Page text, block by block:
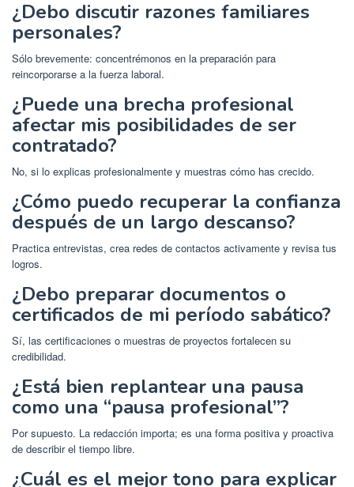
¿Debo discutir razones familiares
personales?
Sólo brevemente: concentrémonos en la preparación para
reincorporarse a la fuerza laboral.
¿Puede una brecha profesional
afectar mis posibilidades de ser
contratado?
No, si lo explicas profesionalmente y muestras cómo has crecido.
¿Cómo puedo recuperar la confianza
después de un largo descanso?
Practica entrevistas, crea redes de contactos activamente y revisa tus
logros.
¿Debo preparar documentos o
certificados de mi período sabático?
Sí, las certificaciones o muestras de proyectos fortalecen su
credibilidad.
¿Está bien replantear una pausa
como una “pausa profesional”?
Por supuesto. La redacción importa; es una forma positiva y proactiva
de describir el tiempo libre.
¿Cuál es el mejor tono para explicar